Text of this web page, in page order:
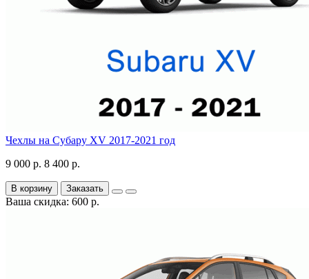
Чехлы на Субару XV 2017-2021 год
9 000 р. 8 400 р.
В корзину Заказать
Ваша скидка: 600 р.